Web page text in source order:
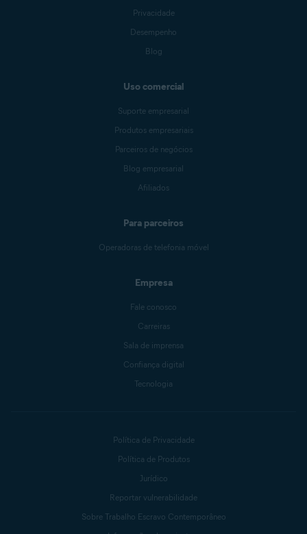
Privacidade
Desempenho
Blog
Uso comercial
Suporte empresarial
Produtos empresariais
Parceiros de negócios
Blog empresarial
Afiliados
Para parceiros
Operadoras de telefonia móvel
Empresa
Fale conosco
Carreiras
Sala de imprensa
Confiança digital
Tecnologia
Política de Privacidade
Política de Produtos
Jurídico
Reportar vulnerabilidade
Sobre Trabalho Escravo Contemporâneo